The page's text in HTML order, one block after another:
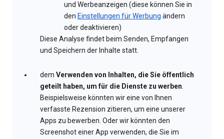
und Werbeanzeigen (diese können Sie in
den Einstellungen für Werbung ändern
oder deaktivieren)
Diese Analyse findet beim Senden, Empfangen
und Speichern der Inhalte statt.
dem Verwenden von Inhalten, die Sie öffentlich
geteilt haben, um für die Dienste zu werben.
Beispielsweise könnten wir eine von Ihnen
verfasste Rezension zitieren, um eine unserer
Apps zu bewerben. Oder wir könnten den
Screenshot einer App verwenden, die Sie im